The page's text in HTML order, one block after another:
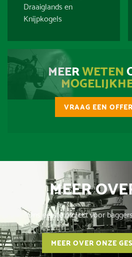
Draaiglands en
Knijpkogels
MEERWETEN
VRAAG EEN
MEER
“Ons eerste project voor
MEER OVER ONZE